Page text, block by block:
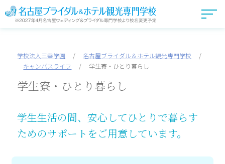
学校法人三幸学園 / 名古屋ブライダル＆ホテル観光専門学校
/
キャンパスライフ
/ 学生寮・ひとり暮らし
学生寮・ひとり暮らし
学生生活の間、安心してひとりで暮らす
ためのサポートをご用意しています。